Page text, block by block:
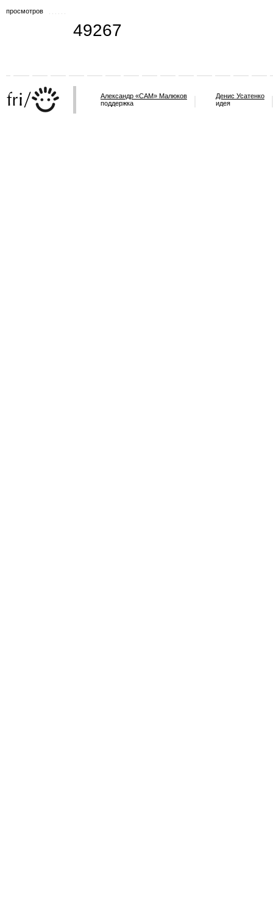
просмотров
49267
Александр «САМ» Малюков
поддержка
Денис Усатенко
идея